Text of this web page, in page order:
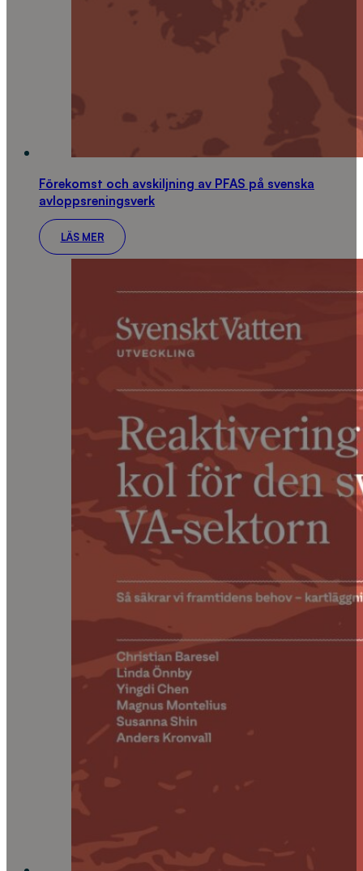
Förekomst och avskiljning av PFAS på svenska
avloppsreningsverk
LÄS MER